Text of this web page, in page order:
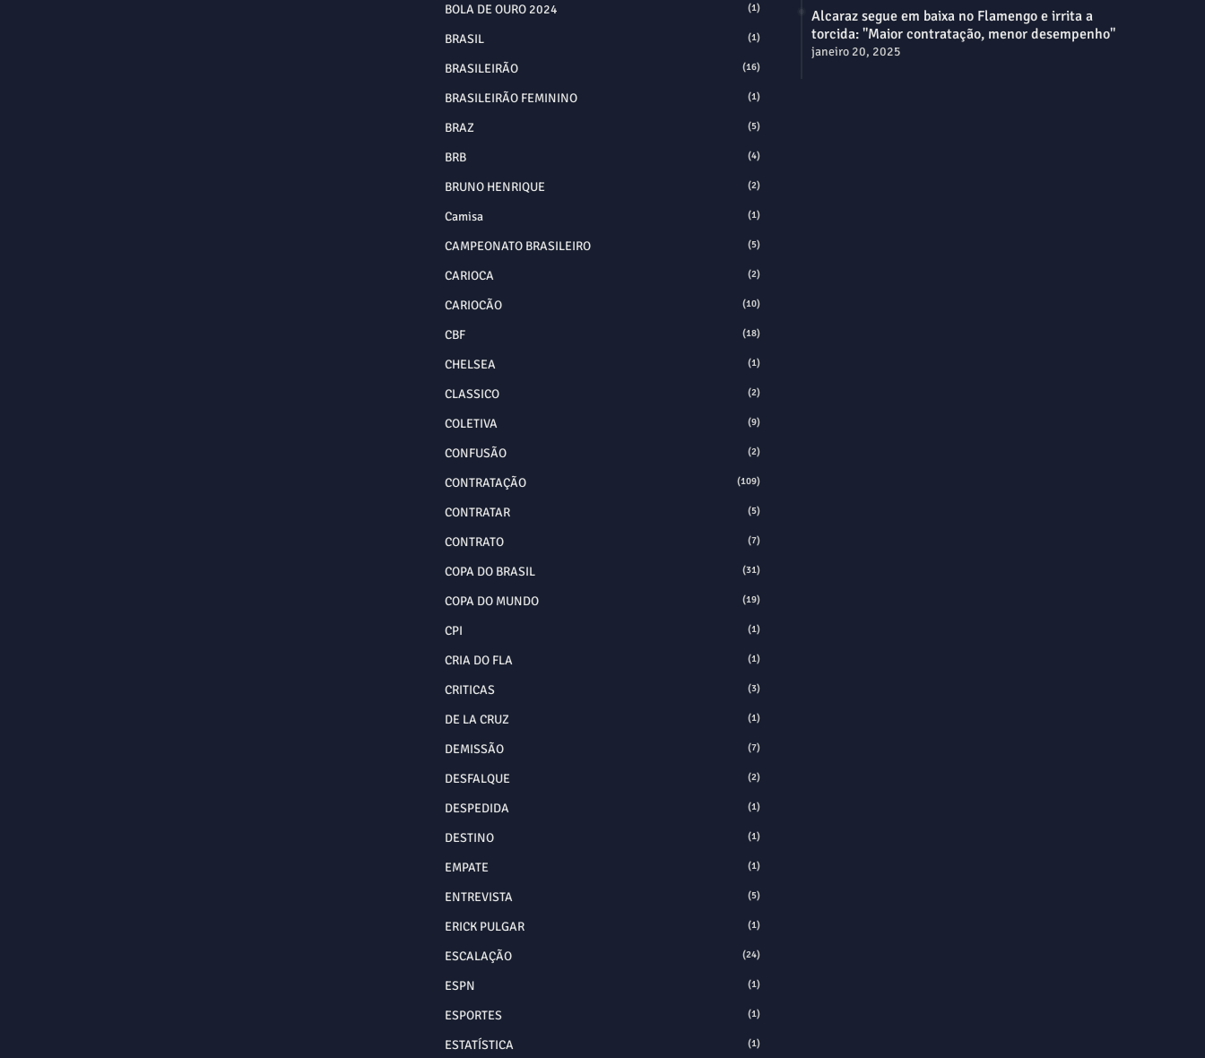
BOLA DE OURO 2024 (1)
BRASIL (1)
BRASILEIRÃO (16)
BRASILEIRÃO FEMININO (1)
BRAZ (5)
BRB (4)
BRUNO HENRIQUE (2)
Camisa (1)
CAMPEONATO BRASILEIRO (5)
CARIOCA (2)
CARIOCÃO (10)
CBF (18)
CHELSEA (1)
CLASSICO (2)
COLETIVA (9)
CONFUSÃO (2)
CONTRATAÇÃO (109)
CONTRATAR (5)
CONTRATO (7)
COPA DO BRASIL (31)
COPA DO MUNDO (19)
CPI (1)
CRIA DO FLA (1)
CRITICAS (3)
DE LA CRUZ (1)
DEMISSÃO (7)
DESFALQUE (2)
DESPEDIDA (1)
DESTINO (1)
EMPATE (1)
ENTREVISTA (5)
ERICK PULGAR (1)
ESCALAÇÃO (24)
ESPN (1)
ESPORTES (1)
ESTATÍSTICA (1)
Alcaraz segue em baixa no Flamengo e irrita a
torcida: "Maior contratação, menor desempenho"
janeiro 20, 2025